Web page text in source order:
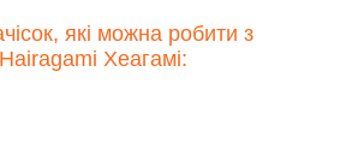
які можна робити з
Хеагамі: